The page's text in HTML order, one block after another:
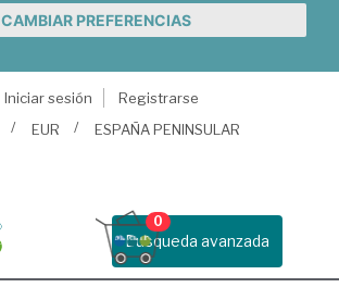
CAMBIAR PREFERENCIAS
Iniciar sesión
Registrarse
EUR ESPAÑA PENINSULAR
Busqueda avanzada
0